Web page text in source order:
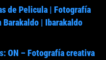
de Pelicula | Fotografía
| Ibarakaldo
ON – Fotografía creativa